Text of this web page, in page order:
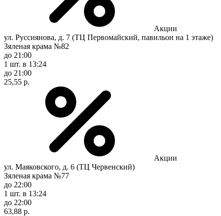
Акции
ул. Руссиянова, д. 7 (ТЦ Первомайский, павильон на 1 этаже)
Зяленая крама №82
до 21:00
1 шт. в 13:24
до 21:00
25,55 р.
Акции
ул. Маяковского, д. 6 (ТЦ Червенский)
Зяленая крама №77
до 22:00
1 шт. в 13:24
до 22:00
63,88 р.